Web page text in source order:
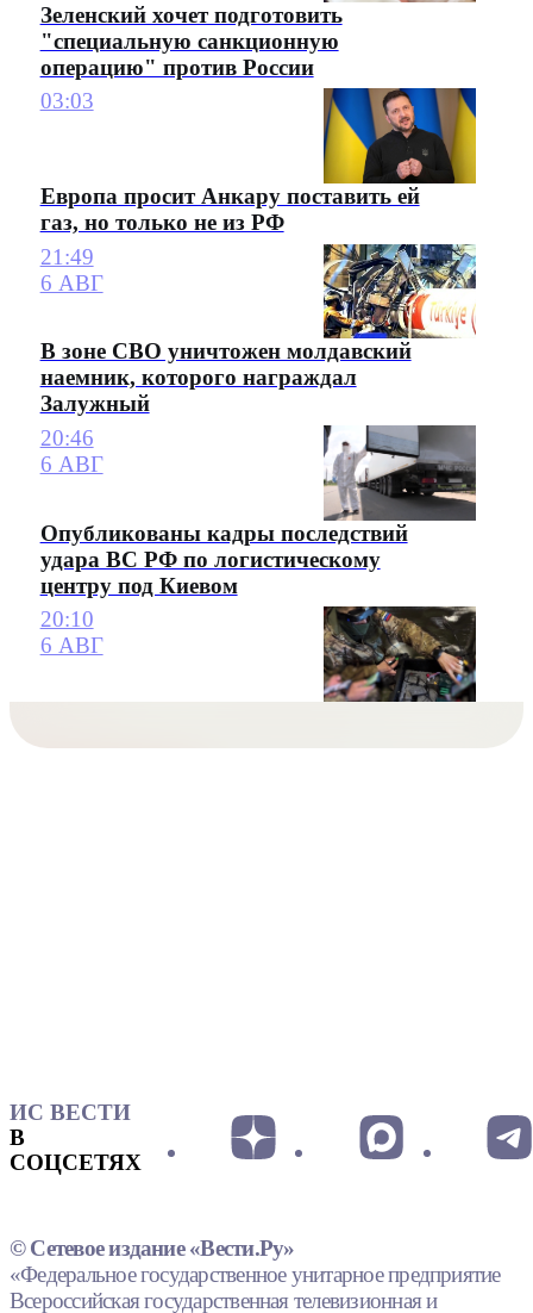
Зеленский хочет подготовить
"специальную санкционную
операцию" против России
03:03
Европа просит Анкару поставить ей
газ, но только не из РФ
21:49
6 АВГ
В зоне СВО уничтожен молдавский
наемник, которого награждал
Залужный
20:46
6 АВГ
Опубликованы кадры последствий
удара ВС РФ по логистическому
центру под Киевом
20:10
6 АВГ
ИС ВЕСТИ
В
СОЦСЕТЯХ
© Сетевое издание «Вести.Ру»
«Федеральное государственное унитарное предприятие
Всероссийская государственная телевизионная и